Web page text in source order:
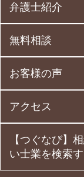
弁護士紹介
無料相談
お客様の声
アクセス
【つぐなび】
い士業を検索